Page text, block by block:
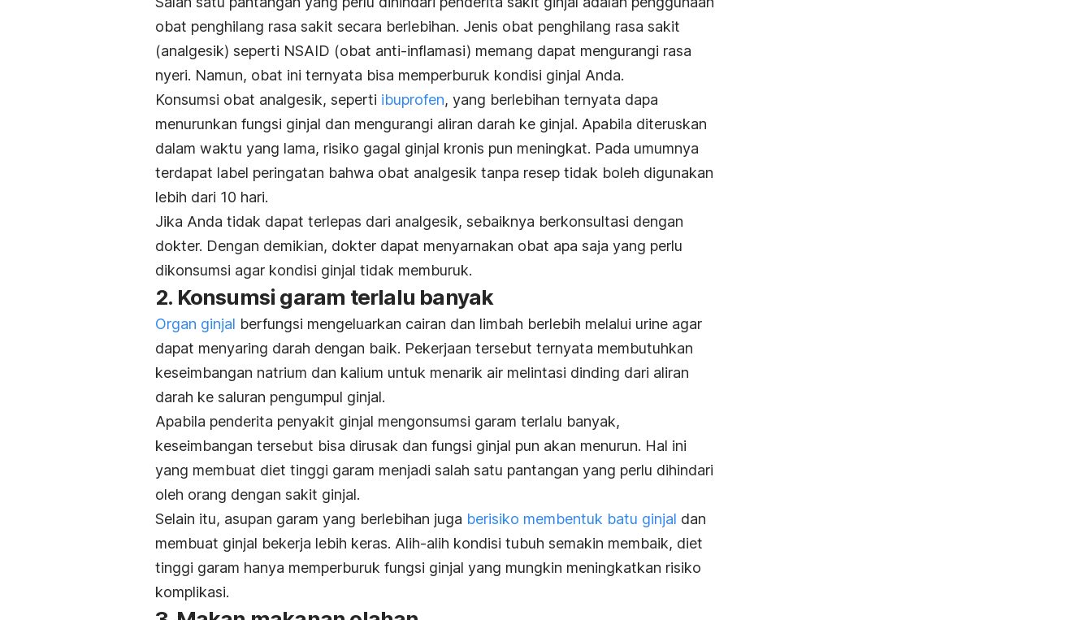
obat penghilang rasa sakit secara berlebihan. Jenis obat penghilang rasa sakit
(analgesik) seperti NSAID (obat anti-inflamasi) memang dapat mengurangi rasa
nyeri. Namun, obat ini ternyata bisa memperburuk kondisi ginjal Anda.
Konsumsi obat analgesik, seperti ibuprofen, yang berlebihan ternyata dapa
menurunkan fungsi ginjal dan mengurangi aliran darah ke ginjal. Apabila diteruskan
dalam waktu yang lama, risiko gagal ginjal kronis pun meningkat. Pada umumnya
terdapat label peringatan bahwa obat analgesik tanpa resep tidak boleh digunakan
lebih dari 10 hari.
Jika Anda tidak dapat terlepas dari analgesik, sebaiknya berkonsultasi dengan
dokter. Dengan demikian, dokter dapat menyarnakan obat apa saja yang perlu
dikonsumsi agar kondisi ginjal tidak memburuk.
2. Konsumsi garam terlalu banyak
Organ ginjal berfungsi mengeluarkan cairan dan limbah berlebih melalui urine agar
dapat menyaring darah dengan baik. Pekerjaan tersebut ternyata membutuhkan
keseimbangan natrium dan kalium untuk menarik air melintasi dinding dari aliran
darah ke saluran pengumpul ginjal.
Apabila penderita penyakit ginjal mengonsumsi garam terlalu banyak,
keseimbangan tersebut bisa dirusak dan fungsi ginjal pun akan menurun. Hal ini
yang membuat diet tinggi garam menjadi salah satu pantangan yang perlu dihindari
oleh orang dengan sakit ginjal.
Selain itu, asupan garam yang berlebihan juga berisiko membentuk batu ginjal dan
membuat ginjal bekerja lebih keras. Alih-alih kondisi tubuh semakin membaik, diet
tinggi garam hanya memperburuk fungsi ginjal yang mungkin meningkatkan risiko
komplikasi.